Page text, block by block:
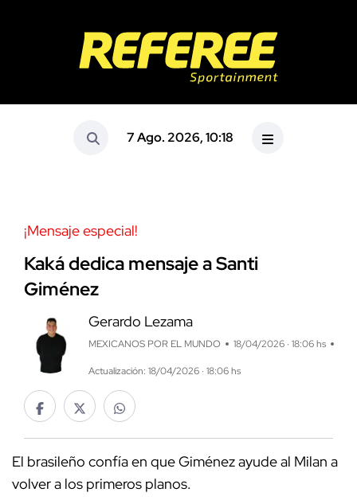
7 Ago. 2026, 10:18
¡Mensaje especial!
Kaká dedica mensaje a Santi
Giménez
Gerardo Lezama
MEXICANOS POR EL MUNDO 18/04/2026 · 18:06 hs
Actualización: 18/04/2026 · 18:06 hs
El brasileño confía en que Giménez ayude al Milan a
volver a los primeros planos.